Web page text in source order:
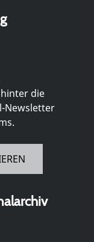
die
Newsletter